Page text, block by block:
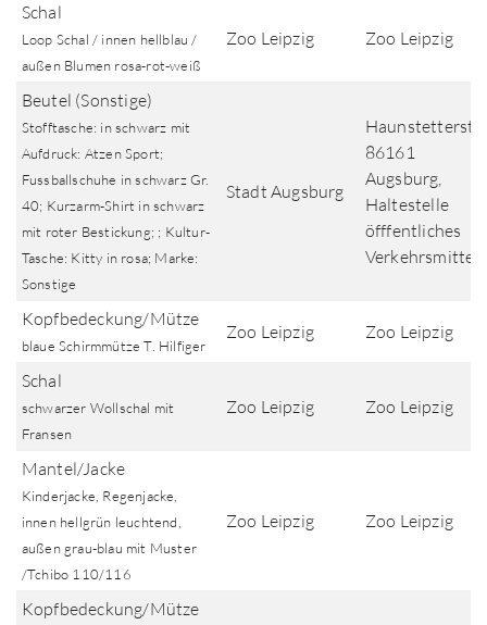
Schal
Loop Schal / innen hellblau /
außen Blumen rosa-rot-weiß
Zoo Leipzig Zoo Leipzig
Beutel (Sonstige)
Stofftasche: in schwarz mit
Aufdruck: Atzen Sport;
Fussballschuhe in schwarz Gr.
40; Kurzarm-Shirt in schwarz
mit roter Bestickung; ; Kultur-
Tasche: Kitty in rosa; Marke:
Sonstige
Stadt Augsburg
Haunstetterstr.
86161
Augsburg,
Haltestelle
öfffentliches
Verkehrsmittel
Kopfbedeckung/Mütze
blaue Schirmmütze T. Hilfiger
Zoo Leipzig Zoo Leipzig
Schal
schwarzer Wollschal mit
Fransen
Zoo Leipzig Zoo Leipzig
Mantel/Jacke
Kinderjacke, Regenjacke,
innen hellgrün leuchtend,
außen grau-blau mit Muster
/Tchibo 110/116
Zoo Leipzig Zoo Leipzig
Kopfbedeckung/Mütze